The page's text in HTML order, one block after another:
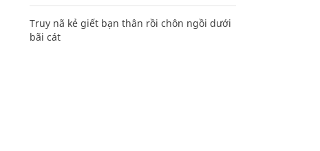
Truy nã kẻ giết bạn thân rồi chôn ngồi dưới
bãi cát